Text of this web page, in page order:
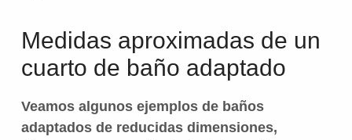
Medidas aproximadas de un
cuarto de baño adaptado
Veamos algunos ejemplos de baños
adaptados de reducidas dimensiones,